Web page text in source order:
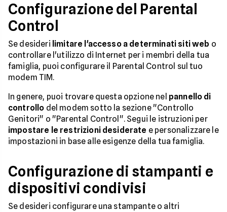
Configurazione del Parental
Control
Se desideri limitare l'accesso a determinati siti web o
controllare l'utilizzo di Internet per i membri della tua
famiglia, puoi configurare il Parental Control sul tuo
modem TIM.
In genere, puoi trovare questa opzione nel pannello di
controllo del modem sotto la sezione "Controllo
Genitori" o "Parental Control". Segui le istruzioni per
impostare le restrizioni desiderate e personalizzare le
impostazioni in base alle esigenze della tua famiglia.
Configurazione di stampanti e
dispositivi condivisi
Se desideri configurare una stampante o altri